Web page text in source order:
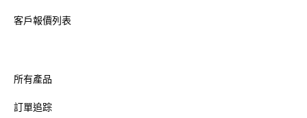
客戶報價列表
所有產品
訂單追踪